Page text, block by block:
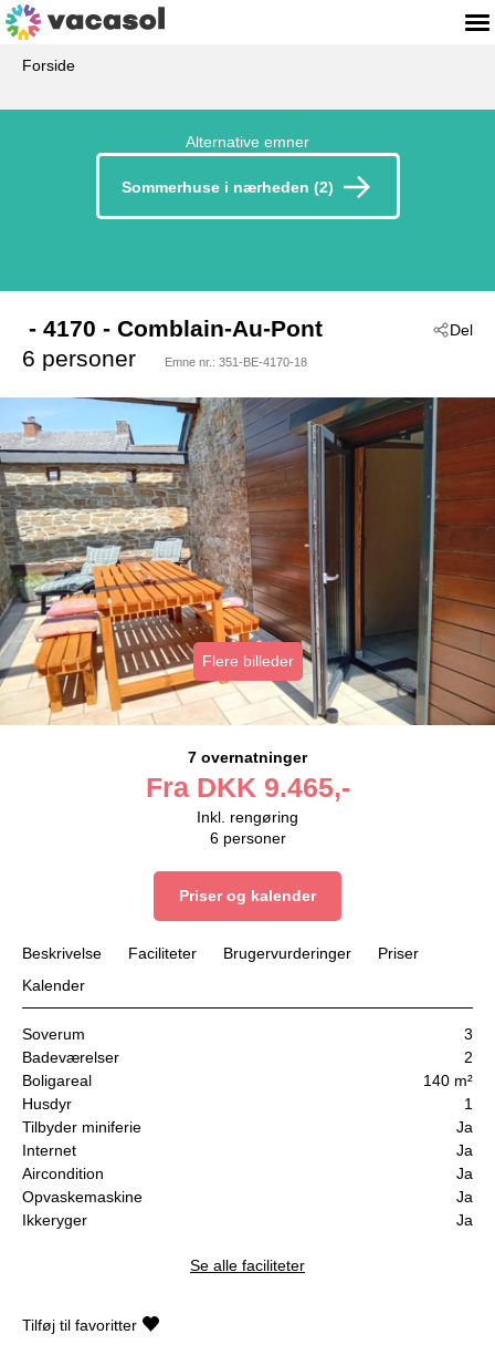
Forside
Alternative emner
Sommerhuse i nærheden (2)
Del
- 4170 - Comblain-Au-Pont
6 personer
Emne nr.: 351-BE-4170-18
Flere billeder
7 overnatninger
Fra DKK 9.465,-
Inkl. rengøring
6 personer
Priser og kalender
Beskrivelse Faciliteter Brugervurderinger
Priser
Kalender
Soverum
3
Badeværelser
2
Boligareal
140 m²
Husdyr
1
Tilbyder miniferie
Ja
Internet
Ja
Aircondition
Ja
Opvaskemaskine
Ja
Ikkeryger
Ja
Se alle faciliteter
Tilføj til favoritter